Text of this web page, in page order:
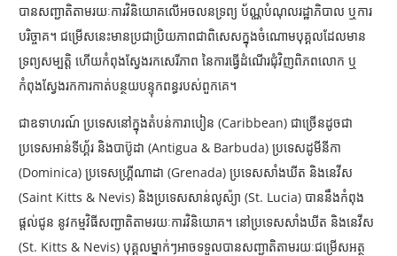
បានសញ្ជាតិតាមរយៈការវិនិយោគលើអចលនទ្រព្យ ប័ណ្ណបំណុលរដ្ឋាភិបាល ឬការ
បរិច្ចាគ។ ជម្រើសនេះមានប្រជាប្រិយភាពជាពិសេសក្នុងចំណោមបុគ្គលដែលមាន
ទ្រព្យសម្បត្តិ ហើយកំពុងស្វែងរកសេរីភាព នៃការធ្វើដំណើរជុំវិញពិភពលោក ឬ
កំពុងស្វែងរកការកាត់បន្ថយបន្ទុកពន្ធរបស់ពួកគេ។
ជាឧទាហរណ៍ ប្រទេសនៅក្នុងតំបន់ការាបៀន (Caribbean) ជាច្រើនដូចជា
ប្រទេសអាន់ទីហ្គ័រ និងបាប៊ូដា (Antigua & Barbuda) ប្រទេសដូមីនីកា
(Dominica) ប្រទេសហ្គ្រីណាដា (Grenada) ប្រទេសសាំងឃីត និងនេវីស
(Saint Kitts & Nevis) និងប្រទេសសាន់លូស៉្យា (St. Lucia) បាននឹងកំពុង
ផ្តល់ជូន នូវកម្មវិធីសញ្ជាតិតាមរយៈការវិនិយោគ។ នៅប្រទេសសាំងឃីត និងនេវីស
(St. Kitts & Nevis) បុគ្គលម្នាក់ៗអាចទទួលបានសញ្ជាតិតាមរយៈជម្រើសអត្ថ